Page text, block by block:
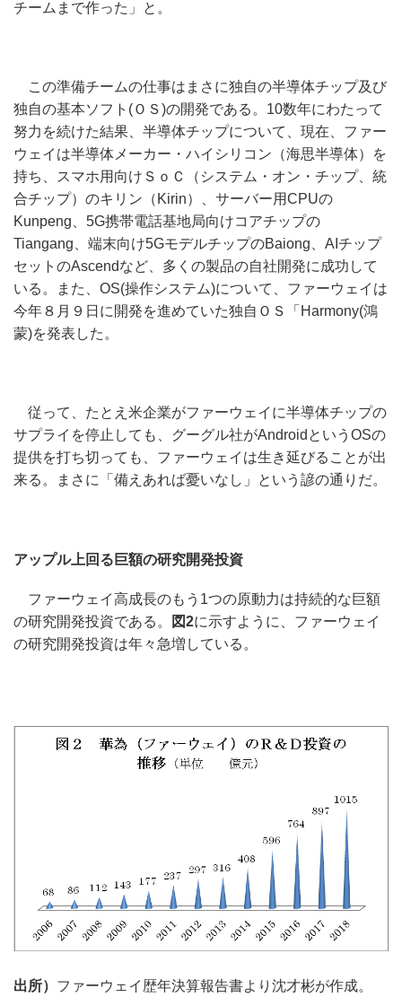
チームまで作った」と。
この準備チームの仕事はまさに独自の半導体チップ及び
独自の基本ソフト(ＯＳ)の開発である。10数年にわたって
努力を続けた結果、半導体チップについて、現在、ファー
ウェイは半導体メーカー・ハイシリコン（海思半導体）を
持ち、スマホ用向けＳｏＣ（システム・オン・チップ、統
合チップ）のキリン（Kirin）、サーバー用CPUの
Kunpeng、5G携帯電話基地局向けコアチップの
Tiangang、端末向け5GモデルチップのBaiong、AIチップ
セットのAscendなど、多くの製品の自社開発に成功して
いる。また、OS(操作システム)について、ファーウェイは
今年８月９日に開発を進めていた独自ＯＳ「Harmony(鴻
蒙)を発表した。
従って、たとえ米企業がファーウェイに半導体チップの
サプライを停止しても、グーグル社がAndroidというOSの
提供を打ち切っても、ファーウェイは生き延びることが出
来る。まさに「備えあれば憂いなし」という諺の通りだ。
アップル上回る巨額の研究開発投資
ファーウェイ高成長のもう1つの原動力は持続的な巨額
の研究開発投資である。
図2に示すように、ファーウェイ
の研究開発投資は年々急増している。
出所） ファーウェイ歴年決算報告書より沈才彬が作成。